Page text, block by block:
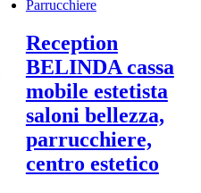
Reception
BELINDA cassa
mobile estetista
saloni bellezza,
parrucchiere,
centro estetico